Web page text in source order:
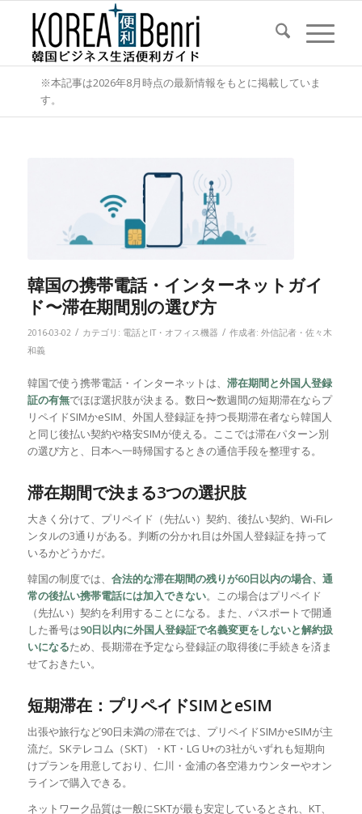
※本記事は2026年8月時点の最新情報をもとに掲載していま
す。
韓国の携帯電話・インターネットガイ
ド〜滞在期間別の選び方
2016-03-02 / カテゴリ: 電話とIT・オフィス機器 / 作成者: 外信記者・佐々木
和義
韓国で使う携帯電話・インターネットは、 滞在期間と外国人登録
証の有無でほぼ選択肢が決まる。数日〜数週間の短期滞在ならプ
リペイドSIMかeSIM、外国人登録証を持つ長期滞在者なら韓国人
と同じ後払い契約や格安SIMが使える。ここでは滞在パターン別
の選び方と、日本へ一時帰国するときの通信手段を整理する。
滞在期間で決まる3つの選択肢
大きく分けて、プリペイド（先払い）契約、後払い契約、Wi-Fiレ
ンタルの3通りがある。判断の分かれ目は外国人登録証を持って
いるかどうかだ。
韓国の制度では、 合法的な滞在期間の残りが60日以内の場合、通
常の後払い携帯電話には加入できない。この場合はプリペイド
（先払い）契約を利用することになる。また、パスポートで開通
した番号は90日以内に外国人登録証で名義変更をしないと解約扱
いになるため、長期滞在予定なら登録証の取得後に手続きを済ま
せておきたい。
短期滞在：プリペイドSIMとeSIM
出張や旅行など90日未満の滞在では、プリペイドSIMかeSIMが主
流だ。SKテレコム（SKT）・KT・LG U+の3社がいずれも短期向
けプランを用意しており、仁川・金浦の各空港カウンターやオン
ラインで購入できる。
ネットワーク品質は一般にSKTが最も安定しているとされ、KT、